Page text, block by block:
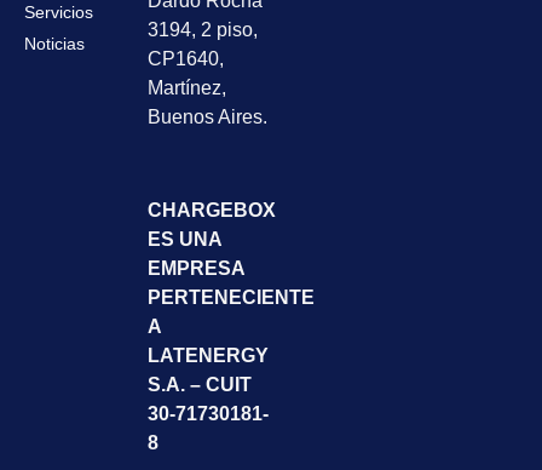
Servicios
Noticias
3194, 2 piso,
CP1640,
Martínez,
Buenos Aires.
CHARGEBOX
ES UNA
EMPRESA
PERTENECIENTE
A
LATENERGY
S.A. – CUIT
30-71730181-
8